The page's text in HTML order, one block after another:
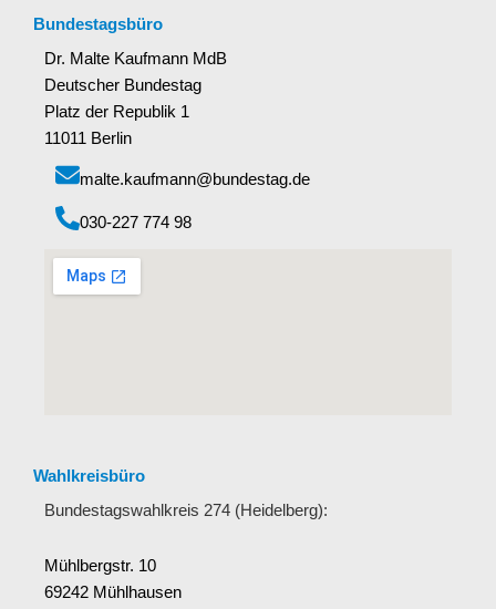
Bundestagsbüro
Dr. Malte Kaufmann MdB
Deutscher Bundestag
Platz der Republik 1
11011 Berlin
malte.kaufmann@bundestag.de
‭030-227 774 98‬
Wahlkreisbüro
Bundestagswahlkreis 274 (Heidelberg):
Mühlbergstr. 10
69242 Mühlhausen